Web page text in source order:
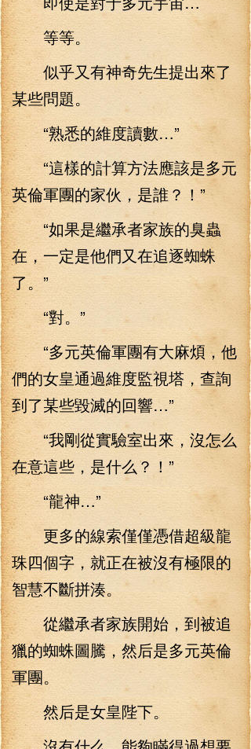
等等。
似乎又有神奇先生提出來了
某些問題。
“熟悉的維度讀數…”
“這樣的計算方法應該是多元
英倫軍團的家伙，是誰？！”
“如果是繼承者家族的臭蟲
在，一定是他們又在追逐蜘蛛
了。”
“對。”
“多元英倫軍團有大麻煩，他
們的女皇通過維度監視塔，查詢
到了某些毀滅的回響…”
“我剛從實驗室出來，沒怎么
在意這些，是什么？！”
“龍神…”
更多的線索僅僅憑借超級龍
珠四個字，就正在被沒有極限的
智慧不斷拼湊。
從繼承者家族開始，到被追
獵的蜘蛛圖騰，然后是多元英倫
軍團。
然后是女皇陛下。